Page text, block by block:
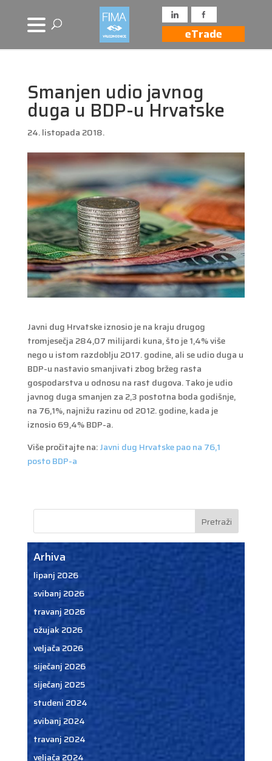
eTrade
Smanjen udio javnog
duga u BDP-u Hrvatske
24. listopada 2018.
Javni dug Hrvatske iznosio je na kraju drugog
tromjesečja 284,07 milijardi kuna, što je 1,4% više
nego u istom razdoblju 2017. godine, ali se udio duga u
BDP-u nastavio smanjivati zbog bržeg rasta
gospodarstva u odnosu na rast dugova. Tako je udio
javnog duga smanjen za 2,3 postotna boda godišnje,
na 76,1%, najnižu razinu od 2012. godine, kada je
iznosio 69,4% BDP-a.
Više pročitajte na:Javni dug Hrvatske pao na 76,1
posto BDP-a
Arhiva
lipanj 2026
svibanj 2026
travanj 2026
ožujak 2026
veljača 2026
siječanj 2026
siječanj 2025
studeni 2024
svibanj 2024
travanj 2024
veljača 2024